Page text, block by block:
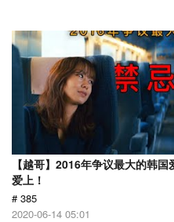
【越哥】2016年争议最大的韩
爱上！
# 385
2020-06-14 05:01